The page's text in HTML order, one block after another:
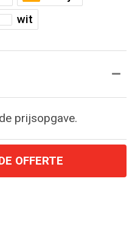
wit
prijsopgave.
OFFERTE